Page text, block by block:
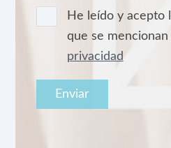
He leído y acepto
que se mencionan
privacidad